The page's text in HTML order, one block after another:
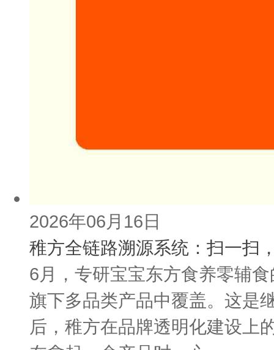
2026年06月16日
稚方全链路溯源系统：扫一扫
6月，专研宝宝东方食养零辅
旗下多品类产品中覆盖。这是
后，稚方在品牌透明化建设上